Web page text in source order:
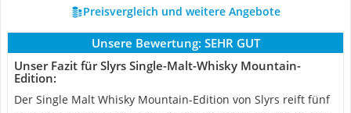
Preisvergleich und weitere Angebote
Unsere Bewertung: SEHR GUT
Unser Fazit für Slyrs Single-Malt-Whisky Mountain-
Edition:
Der Single Malt Whisky Mountain-Edition von Slyrs reift fünf